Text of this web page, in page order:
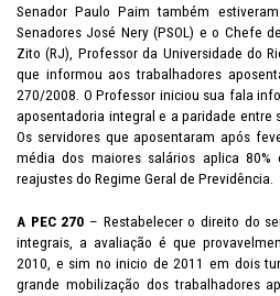
Senador Paulo Paim também
Senadores José Nery (PSOL) e o Chefe
Zito (RJ), Professor da Universidade do
que informou aos trabalhadores
270/2008. O Professor iniciou sua fala
aposentadoria integral e a paridade entre
Os servidores que aposentaram após
média dos maiores salários aplica
reajustes do Regime Geral de Previdência.
A PEC 270 – Restabelecer o direito do
integrais, a avaliação é que
2010, e sim no inicio de 2011 em dois
grande mobilização dos trabalhadores